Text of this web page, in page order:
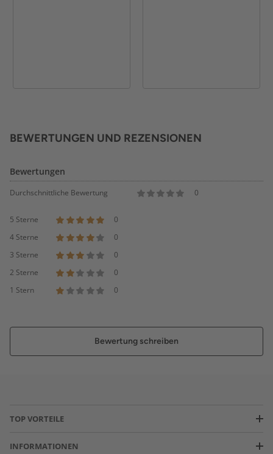
BEWERTUNGEN UND REZENSIONEN
Bewertungen
Durchschnittliche Bewertung 0
5 Sterne
0
4 Sterne
0
3 Sterne
0
2 Sterne
0
1 Stern
0
Bewertung schreiben
TOP VORTEILE
INFORMATIONEN